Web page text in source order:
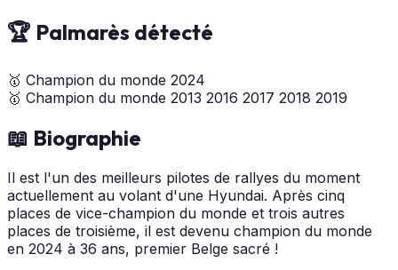
🏆 Palmarès détecté
🥇 Champion du monde 2024
🥇 Champion du monde 2013 2016 2017 2018 2019
📖 Biographie
Il est l'un des meilleurs pilotes de rallyes du moment
actuellement au volant d'une Hyundai. Après cinq
places de vice-champion du monde et trois autres
places de troisième, il est devenu champion du monde
en 2024 à 36 ans, premier Belge sacré !